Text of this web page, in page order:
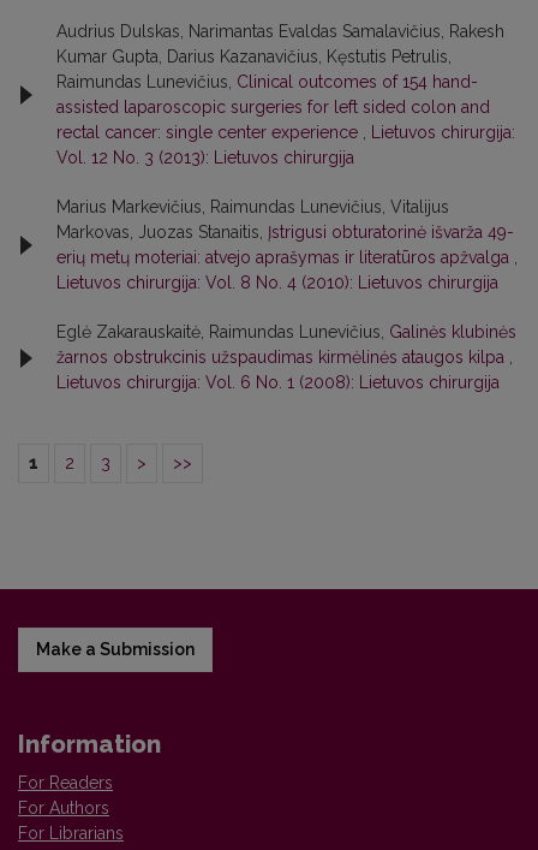
Audrius Dulskas, Narimantas Evaldas Samalavičius, Rakesh
Kumar Gupta, Darius Kazanavičius, Kęstutis Petrulis,
Raimundas Lunevičius, Clinical outcomes of 154 hand-
assisted laparoscopic surgeries for left sided colon and
rectal cancer: single center experience
Lietuvos chirurgija:
Vol. 12 No. 3 (2013): Lietuvos chirurgija
Marius Markevičius, Raimundas Lunevičius, Vitalijus
Markovas, Juozas Stanaitis, Įstrigusi obturatorinė išvarža 49-
erių metų moteriai: atvejo aprašymas ir literatūros apžvalga
Lietuvos chirurgija: Vol. 8 No. 4 (2010): Lietuvos chirurgija
Eglė Zakarauskaitė, Raimundas Lunevičius, Galinės klubinės
žarnos obstrukcinis užspaudimas kirmėlinės ataugos kilpa
Lietuvos chirurgija: Vol. 6 No. 1 (2008): Lietuvos chirurgija
1 2 3 > >>
Make a Submission
Information
For Readers
For Authors
For Librarians